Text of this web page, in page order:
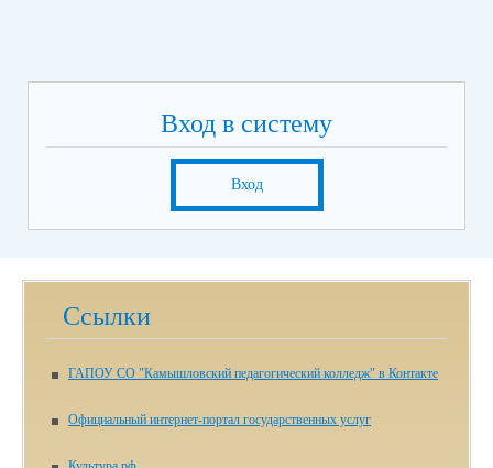
Вход в систему
Вход
Ссылки
ГАПОУ СО "Камышловский педагогический колледж" в Контакте
Официальный интернет-портал государственных услуг